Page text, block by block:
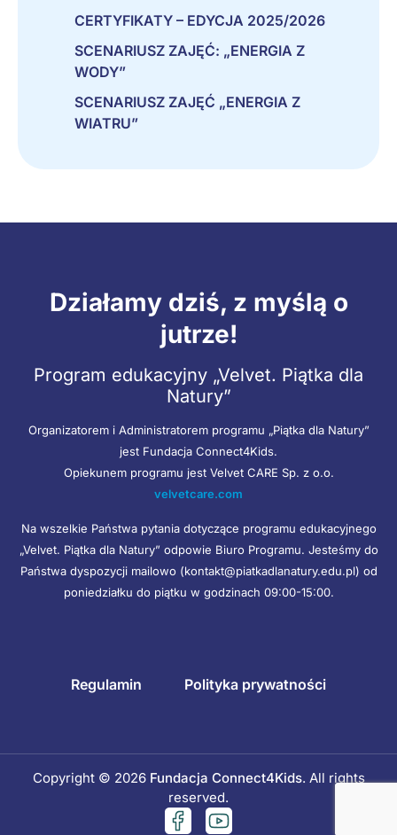
CERTYFIKATY – EDYCJA 2025/2026
SCENARIUSZ ZAJĘĆ: „ENERGIA Z
WODY”
SCENARIUSZ ZAJĘĆ „ENERGIA Z
WIATRU”
Działamy dziś, z myślą o
jutrze!
Program edukacyjny „Velvet. Piątka dla
Natury”
Organizatorem i Administratorem programu „Piątka dla Natury”
jest Fundacja Connect4Kids.
Opiekunem programu jest Velvet CARE Sp. z o.o.
velvetcare.com
Na wszelkie Państwa pytania dotyczące programu edukacyjnego
„Velvet. Piątka dla Natury” odpowie Biuro Programu. Jesteśmy do
Państwa dyspozycji mailowo (kontakt@piatkadlanatury.edu.pl) od
poniedziałku do piątku w godzinach 09:00-15:00.
Regulamin Polityka prywatności
Copyright © 2026 Fundacja Connect4Kids. All rights
reserved.